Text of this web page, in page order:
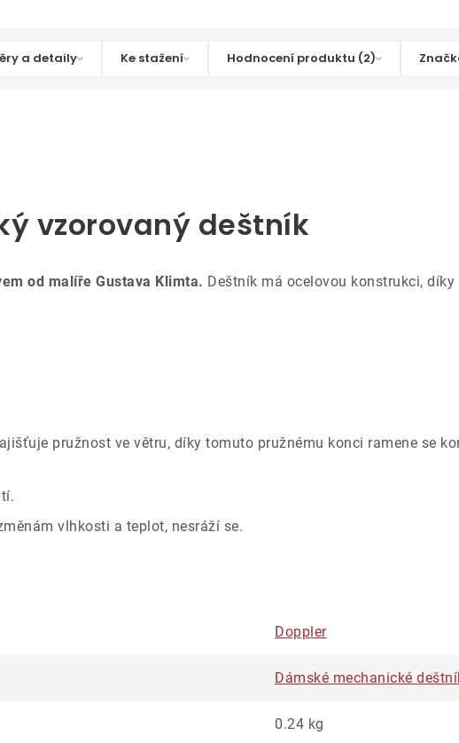
a detaily Ke stažení Hodnocení produktu (2)
vzorovaný deštník
od malíře Gustava Klimta. Deštník má ocelovou konstrukci,
pružnost ve větru, díky tomuto pružnému konci ramene se
vlhkosti a teplot, nesráží se.
Doppler
Dámské mechanické
0.24 kg